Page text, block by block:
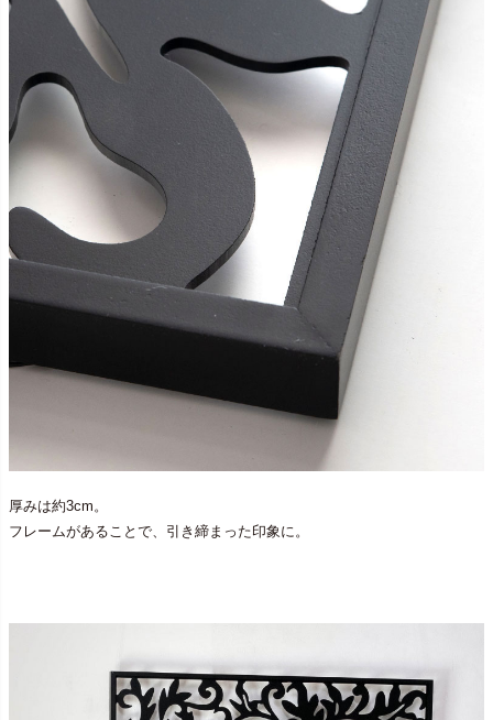
厚みは約3cm。
フレームがあることで、引き締まった印象に。